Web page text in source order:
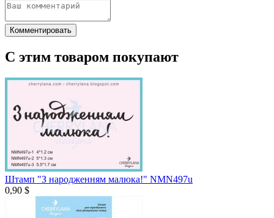
Комментировать
С этим товаром покупают
Штамп "З народженням малюка!" NMN497u
0,90 $